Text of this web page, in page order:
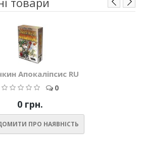
Апокаліпсис RU
0
0 грн.
ПРО НАЯВНІСТЬ